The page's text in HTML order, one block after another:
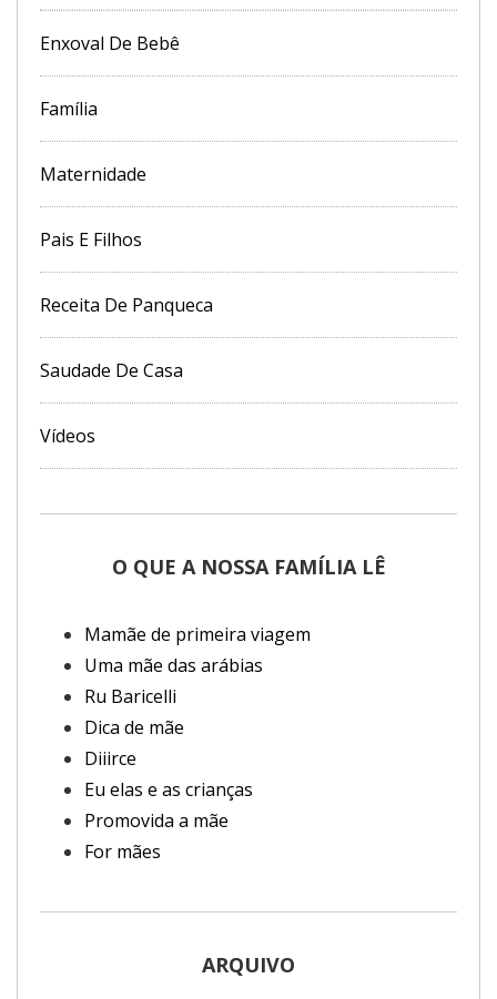
Enxoval De Bebê
Família
Maternidade
Pais E Filhos
Receita De Panqueca
Saudade De Casa
Vídeos
O QUE A NOSSA FAMÍLIA LÊ
Mamãe de primeira viagem
Uma mãe das arábias
Ru Baricelli
Dica de mãe
Diiirce
Eu elas e as crianças
Promovida a mãe
For mães
ARQUIVO